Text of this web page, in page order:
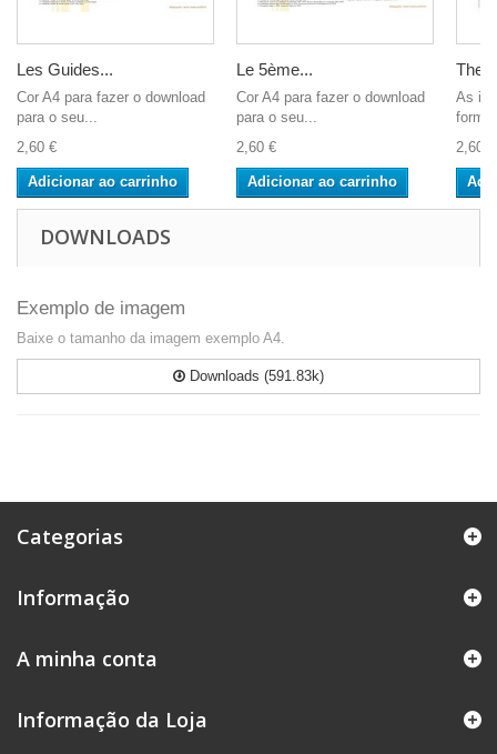
Les Guides...
Cor A4 para fazer o download
para o seu...
2,60 €
Adicionar ao carrinho
Le 5ème...
Cor A4 para fazer o download
para o seu...
2,60 €
Adicionar ao carrinho
The
As
2,60 €
DOWNLOADS
Exemplo de imagem
Baixe o tamanho da imagem exemplo A4.
Downloads (591.83k)
Categorias
Informação
A minha conta
Informação da Loja